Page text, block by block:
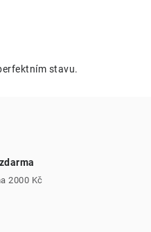
stavu.
2000 Kč